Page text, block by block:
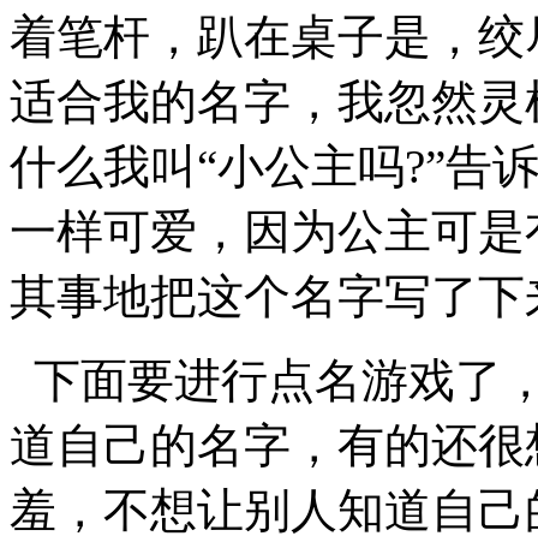
着笔杆，趴在桌子是，
适合我的名字，我忽然
什么我叫“小公主吗?”告
一样可爱，因为公主可
其事地把这个名字写了下
下面要进行点名游戏了
道自己的名字，有的还
羞，不想让别人知道自